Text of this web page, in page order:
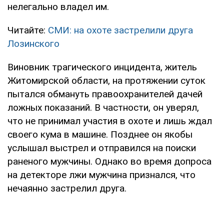
нелегально владел им.
Читайте: СМИ: на охоте застрелили друга
Лозинского
Виновник трагического инцидента, житель
Житомирской области, на протяжении суток
пытался обмануть правоохранителей дачей
ложных показаний. В частности, он уверял,
что не принимал участия в охоте и лишь ждал
своего кума в машине. Позднее он якобы
услышал выстрел и отправился на поиски
раненого мужчины. Однако во время допроса
на детекторе лжи мужчина признался, что
нечаянно застрелил друга.